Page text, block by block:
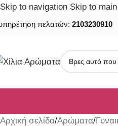
Skip to navigation Skip to
πελατών: 2103230910
Αρχική σελίδα/Αρώματα/